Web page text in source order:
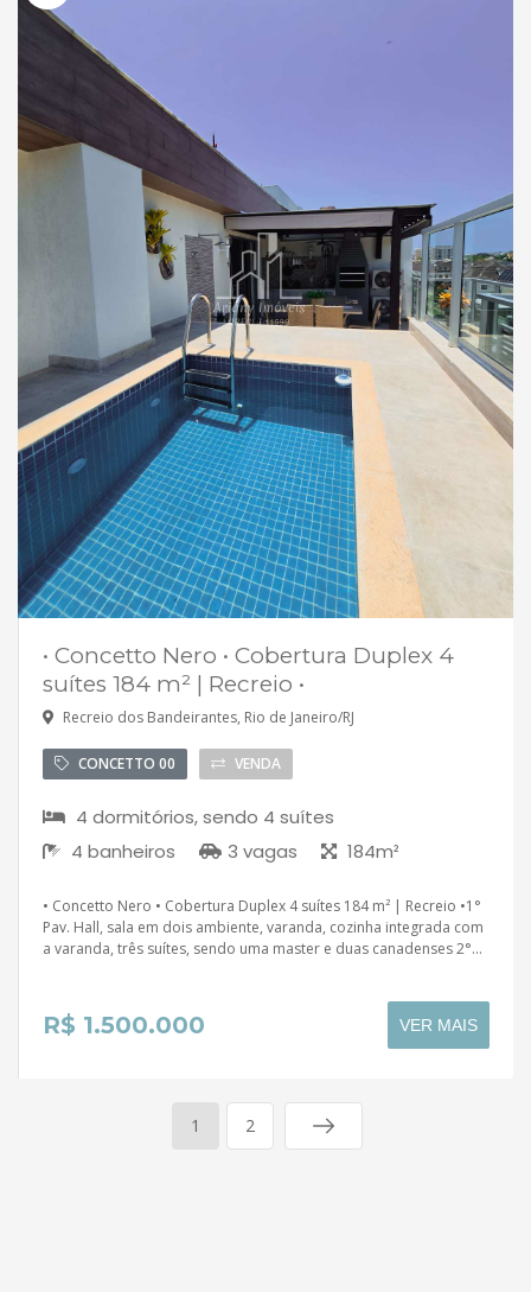
• Concetto Nero • Cobertura Duplex 4
suítes 184 m² | Recreio •
Recreio dos Bandeirantes, Rio de Janeiro/RJ
CONCETTO 00 VENDA
4 dormitórios, sendo 4 suítes
4 banheiros
3 vagas 184m²
• Concetto Nero • Cobertura Duplex 4 suítes 184 m² | Recreio •1°
Pav. Hall, sala em dois ambiente, varanda, cozinha integrada com
a varanda, três suítes, sendo uma master e duas canadenses 2°...
R$ 1.500.000 VER MAIS
1 2